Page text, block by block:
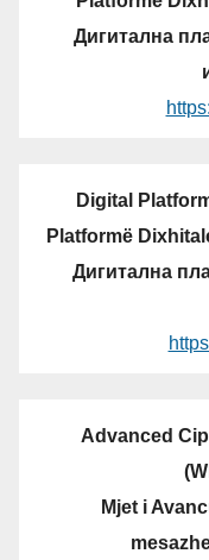
Дигитална
Digital
Platformë
Дигитална
Advanced
Mjet i